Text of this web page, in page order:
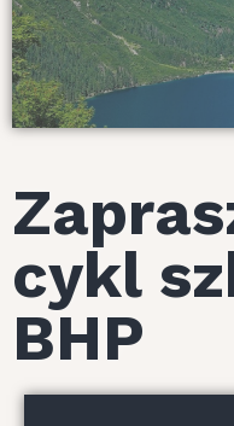
cykl
BHP